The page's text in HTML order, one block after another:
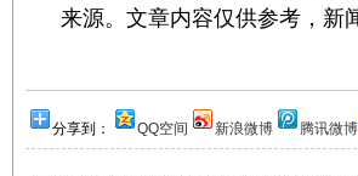
来源。文章内容仅供参考，新
分享到： QQ空间 新浪微博 腾讯微博